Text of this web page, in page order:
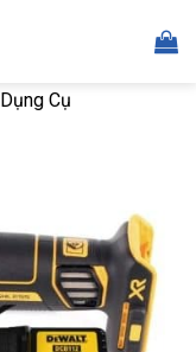
Dụng Cụ